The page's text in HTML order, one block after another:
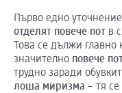
Първо едно
отделят повече пот в
Това се дължи
значително повече
трудно заради
лоша миризма – тя